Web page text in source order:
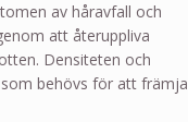
av håravfall och
att återuppliva
Densiteten och
behövs för att främja